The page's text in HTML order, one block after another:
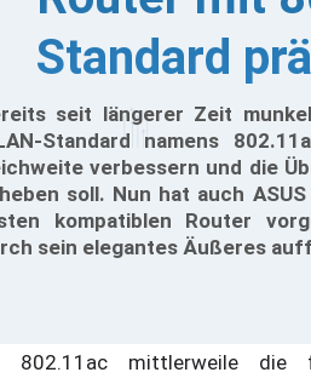
Standard
seit längerer Zeit
Standard namens
verbessern und die
soll. Nun hat auch
kompatiblen Router
sein elegantes Äußeres
802.11ac mittlerweile die